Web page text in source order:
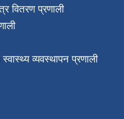
वितरण प्रणाली
व्यवस्थापन प्रणाली